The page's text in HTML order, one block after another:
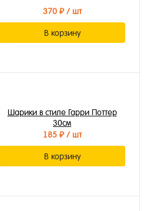
370 ₽/ шт
В корзину
Шарики в стиле Гарри Поттер
30см
185 ₽/ шт
В корзину